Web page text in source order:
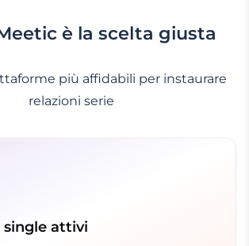
è la scelta giusta
più affidabili per instaurare
relazioni serie
single attivi